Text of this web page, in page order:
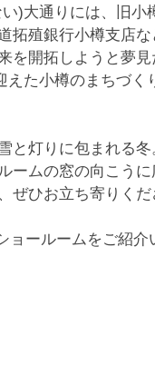
)大通りには、旧小
拓殖銀行小樽支店
を開拓しようと夢
た小樽のまちづく
と灯りに包まれる
ームの窓の向こう
ぜひお立ち寄りくだ
ールームをご紹介